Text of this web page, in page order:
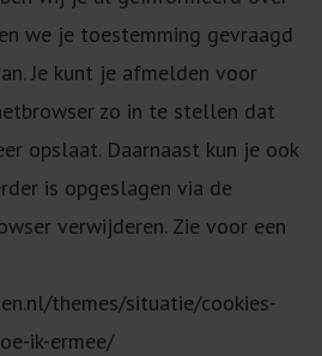
we je toestemming gevraagd
Je kunt je afmelden voor
zo in te stellen dat
opslaat. Daarnaast kun je ook
is opgeslagen via de
verwijderen. Zie voor een
themes/situatie/cookies-
ik-ermee/